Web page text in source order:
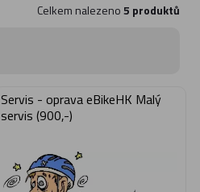
Celkem nalezeno5 produktů
Servis - oprava eBikeHK Malý
servis (900,-)